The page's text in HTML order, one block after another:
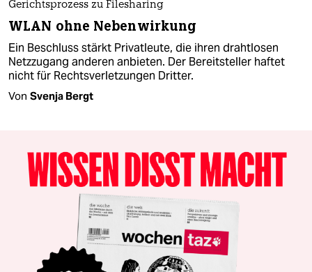
Gerichtsprozess zu Filesharing
WLAN ohne Nebenwirkung
Ein Beschluss stärkt Privatleute, die ihren drahtlosen
Netzzugang anderen anbieten. Der Bereitsteller haftet
nicht für Rechtsverletzungen Dritter.
Von Svenja Bergt